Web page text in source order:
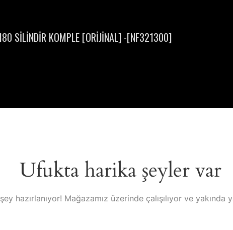
SİLİNDİR KOMPLE [ORİJİNAL] -[NF321300]
Ufukta harika şeyler var
hazırlanıyor! Mağazamız üzerinde çalışılıyor ve yakında